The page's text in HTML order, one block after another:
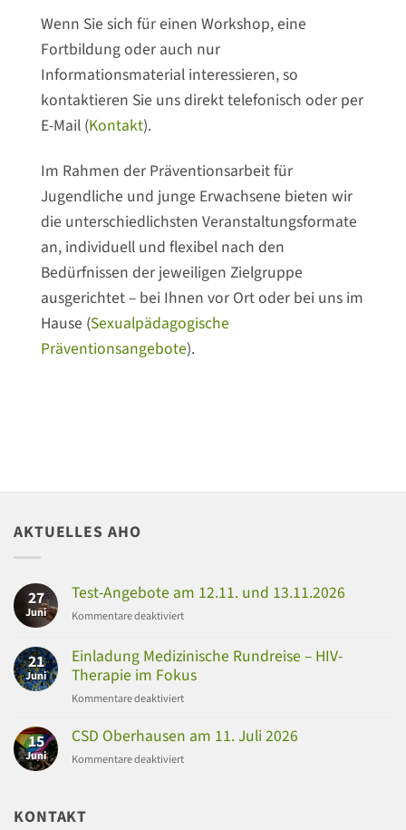
Wenn Sie sich für einen Workshop, eine
Fortbildung oder auch nur
Informationsmaterial interessieren, so
kontaktieren Sie uns direkt telefonisch oder per
E-Mail (Kontakt).
Im Rahmen der Präventionsarbeit für
Jugendliche und junge Erwachsene bieten wir
die unterschiedlichsten Veranstaltungsformate
an, individuell und flexibel nach den
Bedürfnissen der jeweiligen Zielgruppe
ausgerichtet – bei Ihnen vor Ort oder bei uns im
Hause (Sexualpädagogische
Präventionsangebote).
AKTUELLES AHO
27
Juni
Test-Angebote am 12.11. und 13.11.2026
Kommentare deaktiviertfür
Angebote
12.11.
und
21
Juni
Einladung Medizinische Rundreise – HIV-
Therapie im Fokus
Kommentare deaktiviertfür
Medizinische
–
15
Juni
CSD Oberhausen am 11. Juli 2026
Kommentare deaktiviertfür
KONTAKT